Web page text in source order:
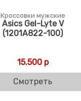
Кроссовки мужские
Asics Gel-Lyte V
(1201A822-100)
15.500р
Смотреть